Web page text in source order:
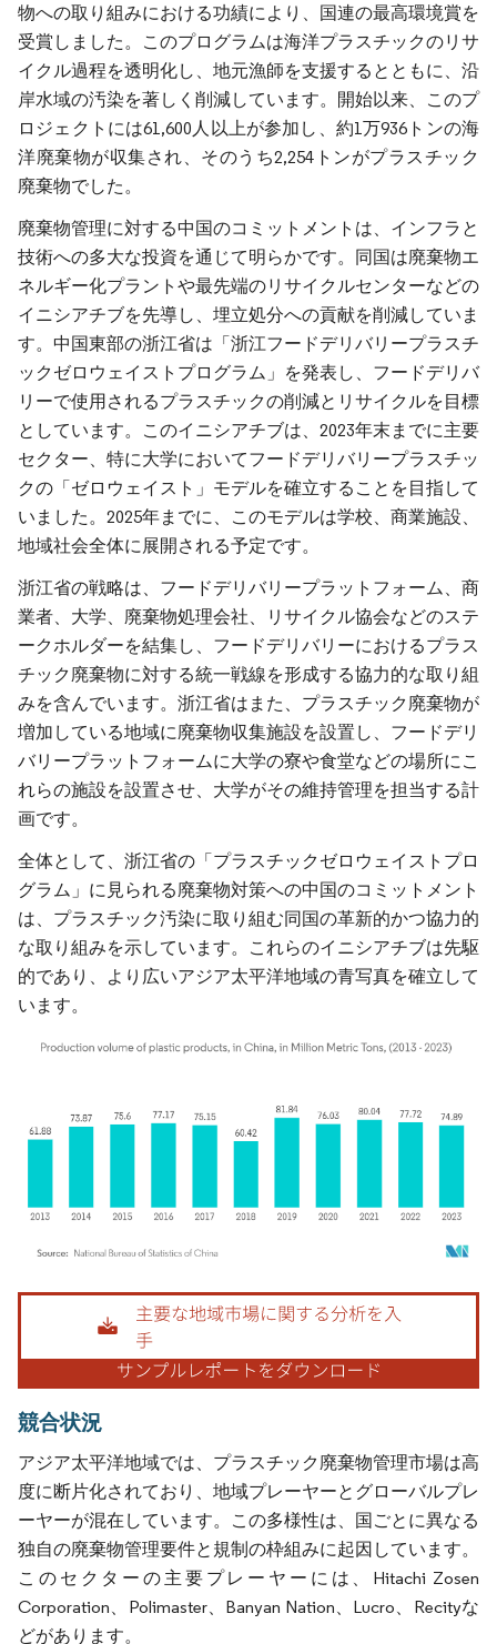
物への取り組みにおける功績により、国連の最高環境賞を
受賞しました。このプログラムは海洋プラスチックのリサ
イクル過程を透明化し、地元漁師を支援するとともに、沿
岸水域の汚染を著しく削減しています。開始以来、このプ
ロジェクトには61,600人以上が参加し、約1万936トンの海
洋廃棄物が収集され、そのうち2,254トンがプラスチック
廃棄物でした。
廃棄物管理に対する中国のコミットメントは、インフラと
技術への多大な投資を通じて明らかです。同国は廃棄物エ
ネルギー化プラントや最先端のリサイクルセンターなどの
イニシアチブを先導し、埋立処分への貢献を削減していま
す。中国東部の浙江省は「浙江フードデリバリープラスチ
ックゼロウェイストプログラム」を発表し、フードデリバ
リーで使用されるプラスチックの削減とリサイクルを目標
としています。このイニシアチブは、2023年末までに主要
セクター、特に大学においてフードデリバリープラスチッ
クの「ゼロウェイスト」モデルを確立することを目指して
いました。2025年までに、このモデルは学校、商業施設、
地域社会全体に展開される予定です。
浙江省の戦略は、フードデリバリープラットフォーム、商
業者、大学、廃棄物処理会社、リサイクル協会などのステ
ークホルダーを結集し、フードデリバリーにおけるプラス
チック廃棄物に対する統一戦線を形成する協力的な取り組
みを含んでいます。浙江省はまた、プラスチック廃棄物が
増加している地域に廃棄物収集施設を設置し、フードデリ
バリープラットフォームに大学の寮や食堂などの場所にこ
れらの施設を設置させ、大学がその維持管理を担当する計
画です。
全体として、浙江省の「プラスチックゼロウェイストプロ
グラム」に見られる廃棄物対策への中国のコミットメント
は、プラスチック汚染に取り組む同国の革新的かつ協力的
な取り組みを示しています。これらのイニシアチブは先駆
的であり、より広いアジア太平洋地域の青写真を確立して
います。
画像 © Mordor Intelligence。再利用にはCC BY 4.0の表示が必要です。
競合状況
アジア太平洋地域では、プラスチック廃棄物管理市場は高
度に断片化されており、地域プレーヤーとグローバルプレ
ーヤーが混在しています。この多様性は、国ごとに異なる
独自の廃棄物管理要件と規制の枠組みに起因しています。
このセクターの主要プレーヤーには、Hitachi Zosen
Corporation、Polimaster、Banyan Nation、Lucro、Recityな
どがあります。